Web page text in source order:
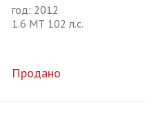
год: 2012
1.6 МТ 102 л.с.
Продано